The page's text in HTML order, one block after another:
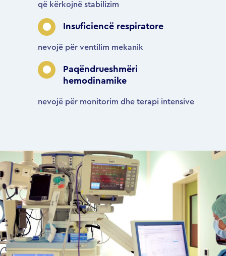
që kërkojnë stabilizim
Insuficiencë respiratore
nevojë për ventilim mekanik
Paqëndrueshmëri
hemodinamike
nevojë për monitorim dhe terapi intensive